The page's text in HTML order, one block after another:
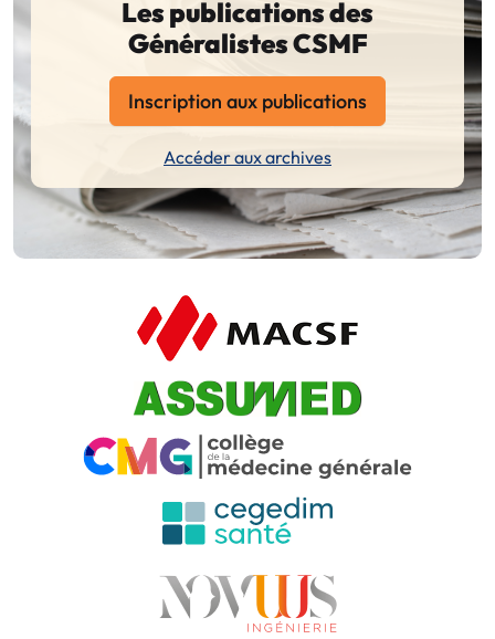
Les publications des
Généralistes CSMF
Inscription aux publications
Accéder aux archives